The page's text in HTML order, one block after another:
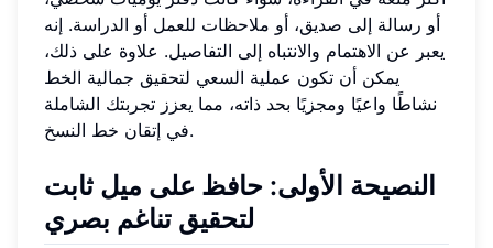
أو رسالة إلى صديق، أو ملاحظات للعمل أو الدراسة. إنه
يعبر عن الاهتمام والانتباه إلى التفاصيل. علاوة على ذلك،
يمكن أن تكون عملية السعي لتحقيق جمالية الخط
نشاطًا واعيًا ومجزيًا بحد ذاته، مما يعزز تجربتك الشاملة
في إتقان خط النسخ.
النصيحة الأولى: حافظ على ميل ثابت
لتحقيق تناغم بصري